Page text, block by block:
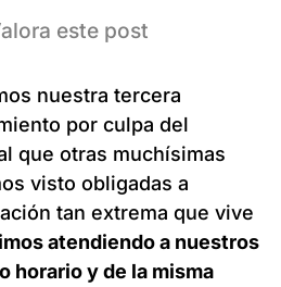
este post
nuestra tercera
por culpa del
que otras muchísimas
visto obligadas a
tan extrema que vive
atendiendo a nuestros
horario y de la misma